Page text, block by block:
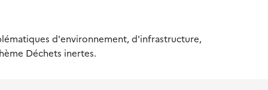
d'environnement, d'infrastructure,
Déchets inertes.